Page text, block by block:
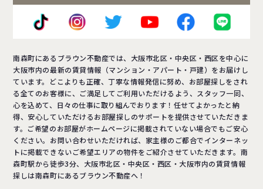
南森町にあるブラウン不動産では、大阪市北区・中央区・西区を中心に
大阪市内の最新の賃貸情報（マンション・アパート・戸建）をお届けし
ています。どこよりも正確、丁寧な情報発信に努め、お部屋探しをされ
る全てのお客様に、ご満足してご利用いただけるよう、スタッフ一同、
心を込めて、日々の仕事に取り組んでおります！任せてよかったと納
得、安心していただけるお部屋探しのサポートを提供させていただきま
す。ご希望のお部屋がホームページに掲載されていない場合でもご安心
ください。お問い合わせいただければ、家主様のご都合でインターネッ
トに掲載できないご希望エリアの物件をご紹介させていただきます。南
森町駅から徒歩3分、大阪市北区・中央区・西区・大阪市内の賃貸情報
探しは南森町にあるブラウン不動産へ！